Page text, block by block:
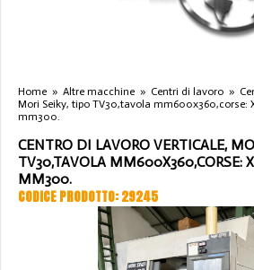
Home » Altre macchine » Centri di lavoro »
Mori Seiky, tipo TV30,tavola mm600x360,corse:
mm300.
CENTRO DI LAVORO VERTICALE,
TV30,TAVOLA MM600X360,CORSE:
MM300.
CODICE PRODOTTO: 29245